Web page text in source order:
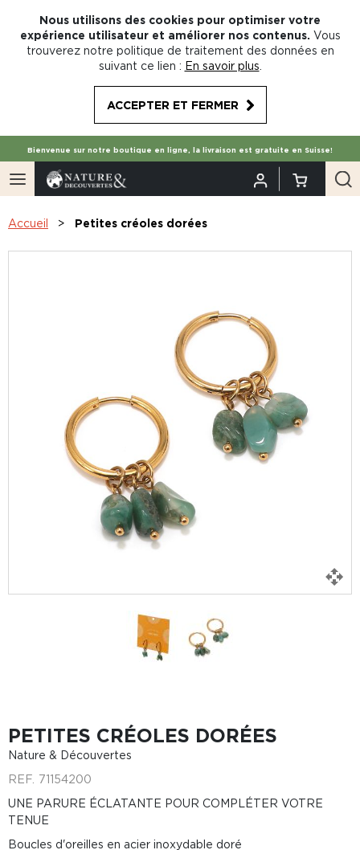
Nous utilisons des cookies pour optimiser votre
expérience utilisateur et améliorer nos contenus. Vous
trouverez notre politique de traitement des données en
suivant ce lien : En savoir plus
ACCEPTER ET FERMER
Bienvenue sur notre boutique en ligne, la livraison est gratuite en Suisse!
Accueil Petites créoles dorées
PETITES CRÉOLES DORÉES
Nature & Découvertes
REF. 71154200
UNE PARURE ÉCLATANTE POUR COMPLÉTER VOTRE
TENUE
Boucles d'oreilles en acier inoxydable doré